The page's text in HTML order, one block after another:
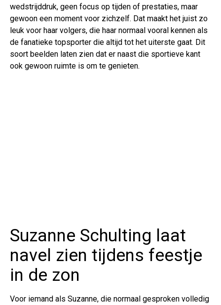
wedstrijddruk, geen focus op tijden of prestaties, maar
gewoon een moment voor zichzelf. Dat maakt het juist zo
leuk voor haar volgers, die haar normaal vooral kennen als
de fanatieke topsporter die altijd tot het uiterste gaat. Dit
soort beelden laten zien dat er naast die sportieve kant
ook gewoon ruimte is om te genieten.
Suzanne Schulting laat
navel zien tijdens feestje
in de zon
Voor iemand als Suzanne, die normaal gesproken volledig